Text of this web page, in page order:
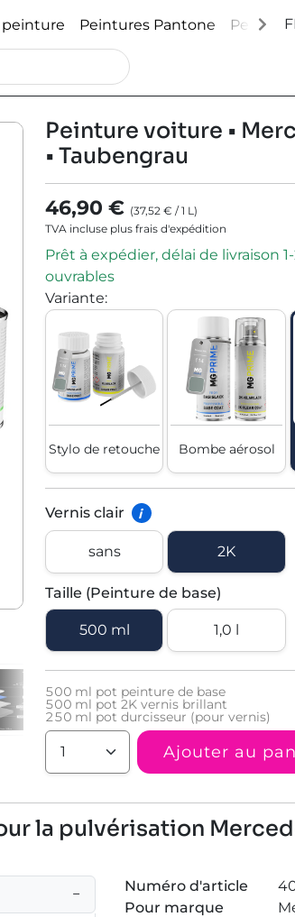
peinture Peintures Pantone
Peinture voiture •
• Taubengrau
46,90 € (37,52 € /1 L)
TVA incluse plus frais d'expédition
Prêt à expédier, délai de livraison
ouvrables
Variante:
Stylo de retouche Bombe aérosol
Vernis clair i
sans 2K
Taille (Peinture de base)
500 ml 1,0 l
500 ml pot peinture de base
500 ml pot 2K vernis brillant
250 ml pot durcisseur (pour vernis)
Ajouter au
la pulvérisation
− Numéro d'article
Pour marque